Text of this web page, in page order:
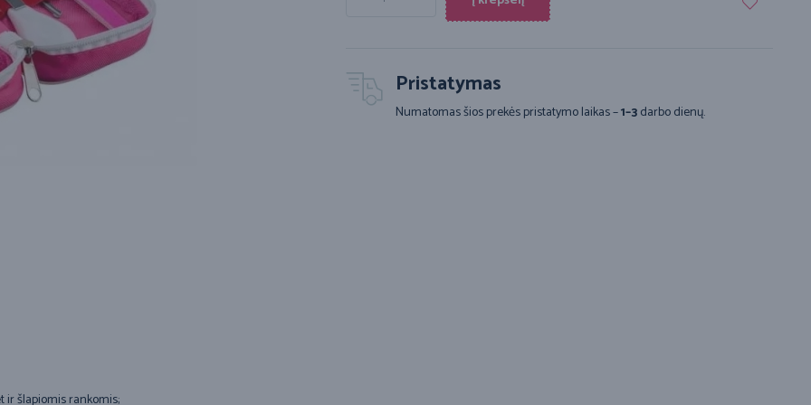
Pristatymas
Numatomas šios prekės pristatymo laikas –1–3darbo dienų.
ir šlapiomis rankomis;